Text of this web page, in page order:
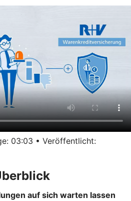
03:03 • Veröffentlicht:
auf sich warten lassen